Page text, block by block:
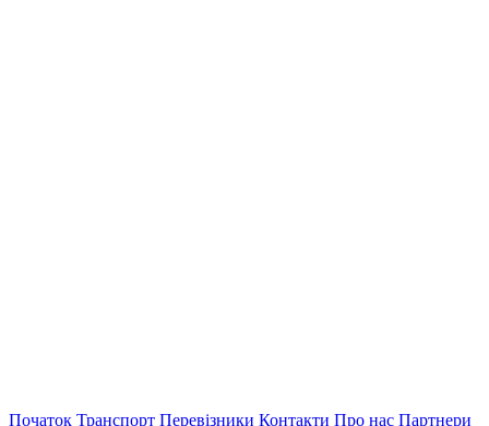
Початок Транспорт Перевiзники Контакти Про нас Партнери